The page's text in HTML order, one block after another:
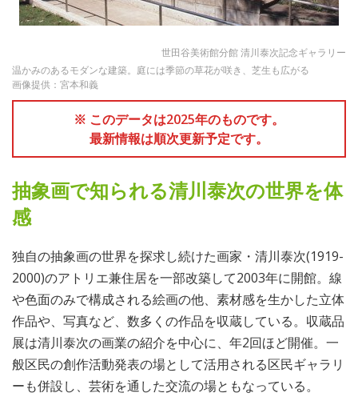
世田谷美術館分館 清川泰次記念ギャラリー
温かみのあるモダンな建築。庭には季節の草花が咲き、芝生も広がる
画像提供：宮本和義
※ このデータは2025年のものです。
最新情報は順次更新予定です。
抽象画で知られる清川泰次の世界を体
感
独自の抽象画の世界を探求し続けた画家・清川泰次(1919-
2000)のアトリエ兼住居を一部改築して2003年に開館。線
や色面のみで構成される絵画の他、素材感を生かした立体
作品や、写真など、数多くの作品を収蔵している。収蔵品
展は清川泰次の画業の紹介を中心に、年2回ほど開催。一
般区民の創作活動発表の場として活用される区民ギャラリ
ーも併設し、芸術を通した交流の場ともなっている。